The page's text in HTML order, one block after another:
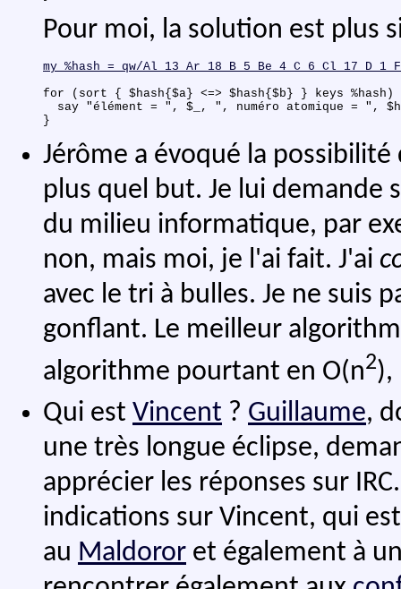
Pour moi, la solution est plus
my %hash = qw/Al 13 Ar 18 B 5 Be 4 C 6 Cl 17 D
for (sort { $hash{$a} <=> $hash{$b} } keys %hash)
say "élément = ", $_, ", numéro atomique = ",
Jérôme a évoqué la
plus quel but. Je lui demande
du milieu informatique, par
non, mais moi, je l'ai fait. J'ai
avec le tri à bulles. Je ne suis
gonflant. Le meilleur
algorithme pourtant en O(n2
Qui est Vincent ? Guillaume,
une très longue éclipse,
apprécier les réponses sur
indications sur Vincent, qui
au Maldoror et également à